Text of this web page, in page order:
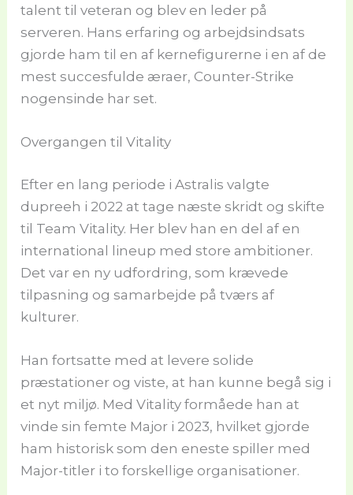
talent til veteran og blev en leder på
serveren. Hans erfaring og arbejdsindsats
gjorde ham til en af kernefigurerne i en af de
mest succesfulde æraer, Counter-Strike
nogensinde har set.
Overgangen til Vitality
Efter en lang periode i Astralis valgte
dupreeh i 2022 at tage næste skridt og skifte
til Team Vitality. Her blev han en del af en
international lineup med store ambitioner.
Det var en ny udfordring, som krævede
tilpasning og samarbejde på tværs af
kulturer.
Han fortsatte med at levere solide
præstationer og viste, at han kunne begå sig i
et nyt miljø. Med Vitality formåede han at
vinde sin femte Major i 2023, hvilket gjorde
ham historisk som den eneste spiller med
Major-titler i to forskellige organisationer.